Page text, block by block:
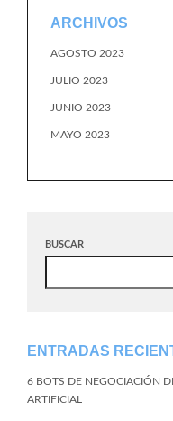
ARCHIVOS
AGOSTO 2023
JULIO 2023
JUNIO 2023
MAYO 2023
BUSCAR
ENTRADAS
6 BOTS DE NEGOCIACIÓN
ARTIFICIAL